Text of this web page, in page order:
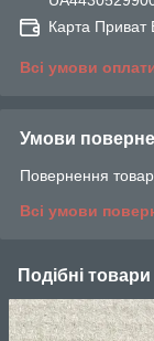
Карта Приват
Всі умови
Умови
Повернення
Всі умови
Подібні товари